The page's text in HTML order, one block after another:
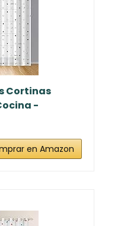
Cortinas
-
en Amazon